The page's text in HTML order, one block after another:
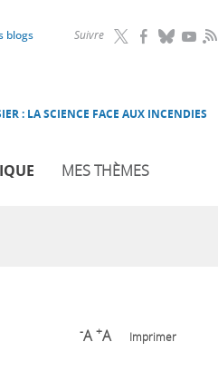
Suivre RSS
blogs
: LA SCIENCE FACE AUX INCENDIES
MES THÈMES
-A +A Imprimer